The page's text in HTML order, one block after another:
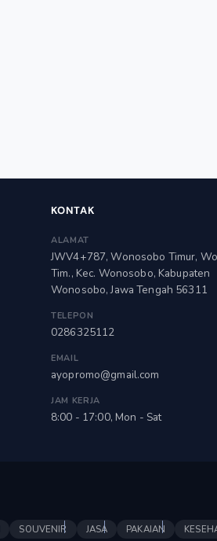
KONTAK
ALAMAT
JWV4+787, Wonosobo Timur,
Tim., Kec. Wonosobo, Kabupaten
Wonosobo, Jawa Tengah 56311
TELEPON
0286325112
EMAIL
ayopromo@gmail.com
JAM KERJA
8:00 - 17:00, Mon - Sat
SOUVENIR JASA PAKAIAN